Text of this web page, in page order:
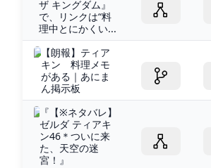
ザ キングダム』
で、リンクは“料
理中とにかくい...
【朗報】ティア
キン 料理メモ
がある｜あにま
ん掲示板
『【※ネタバレ】
ゼルダ ティアキ
ン46＊ついに来
た、天空の迷
宮！』